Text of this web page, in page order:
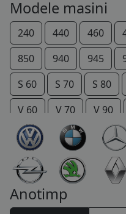
BLOG
B2B -
CONT
CONTACT
COS ( 0
Modele masini
240 440 460
850
940 945
S 60
S 70 S 80
V 60
V 70 V 90
XC 90
Anotimp